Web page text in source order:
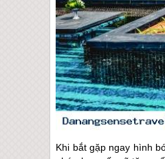
Khi bắt gặp ngay hình